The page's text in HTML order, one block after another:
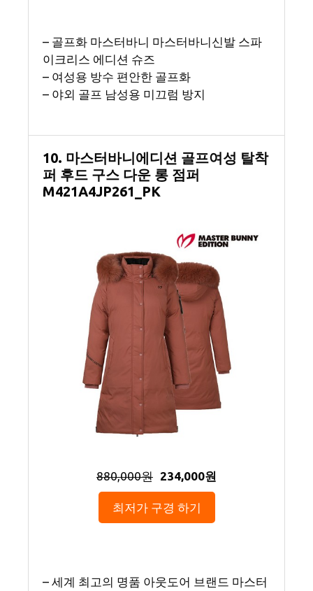
– 골프화 마스터바니 마스터바니신발 스파
이크리스 에디션 슈즈
– 여성용 방수 편안한 골프화
– 야외 골프 남성용 미끄럼 방지
10. 마스터바니에디션 골프여성 탈착
퍼 후드 구스 다운 롱 점퍼
M421A4JP261_PK
880,000원 234,000원
최저가 구경 하기
– 세계 최고의 명품 아웃도어 브랜드 마스터